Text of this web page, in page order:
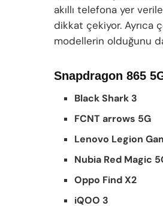
akıllı telefona yer
dikkat çekiyor. Ayrıca
modellerin olduğunu
Snapdragon 865
Black Shark 3
FCNT arrows 5G
Lenovo Legion
Nubia Red Magic
Oppo Find X2
iQOO 3